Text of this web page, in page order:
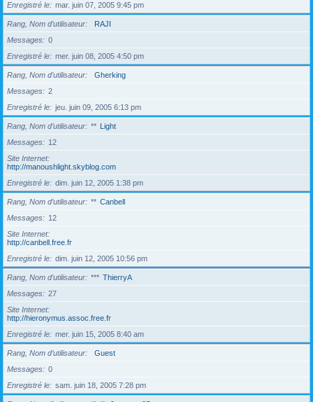
Enregistré le
mar. juin 07, 2005 9:45 pm
Rang, Nom d’utilisateur
RAJI
Messages
0
Enregistré le
mer. juin 08, 2005 4:50 pm
Rang, Nom d’utilisateur
Gherking
Messages
2
Enregistré le
jeu. juin 09, 2005 6:13 pm
Rang, Nom d’utilisateur ** Light
Messages
12
Site Internet
http://manoushlight.skyblog.com
Enregistré le
dim. juin 12, 2005 1:38 pm
Rang, Nom d’utilisateur ** Canbell
Messages
12
Site Internet
http://canbell.free.fr
Enregistré le
dim. juin 12, 2005 10:56 pm
Rang, Nom d’utilisateur *** ThierryA
Messages
27
Site Internet
http://hieronymus.assoc.free.fr
Enregistré le
mer. juin 15, 2005 8:40 am
Rang, Nom d’utilisateur
Guest
Messages
0
Enregistré le
sam. juin 18, 2005 7:28 pm